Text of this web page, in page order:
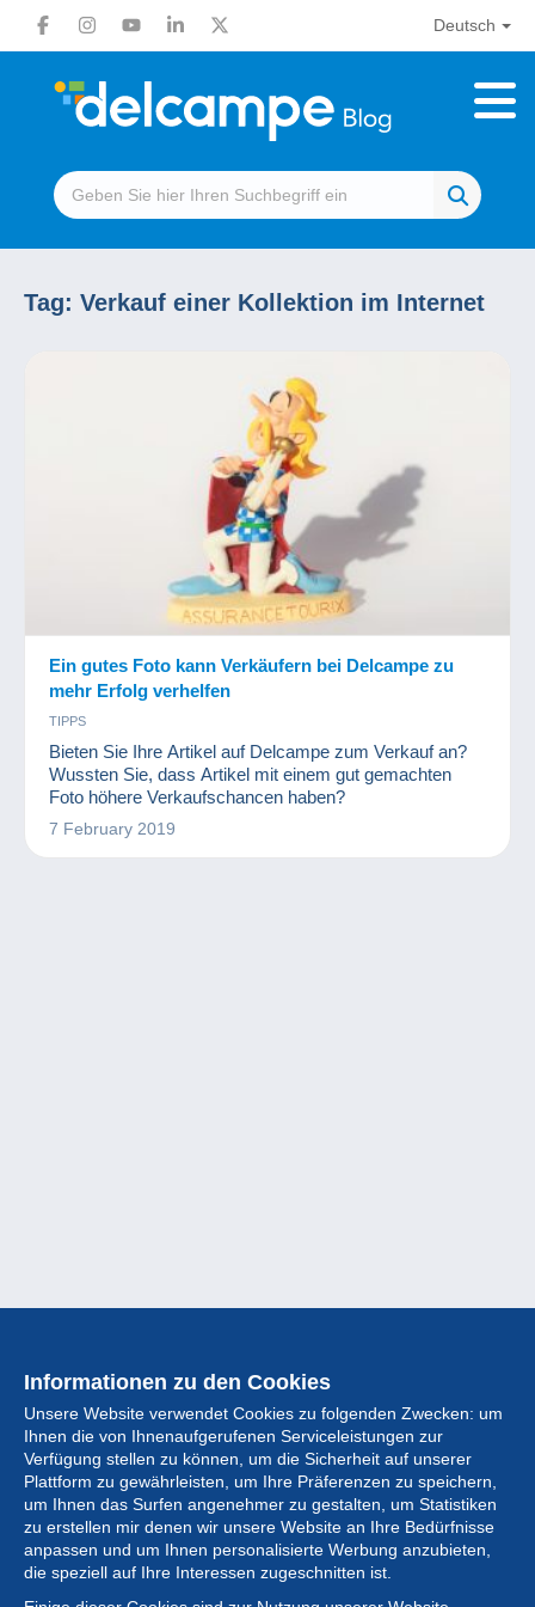
Deutsch
Tag: Verkauf einer Kollektion im Internet
Ein gutes Foto kann Verkäufern bei Delcampe zu
mehr Erfolg verhelfen
TIPPS
Bieten Sie Ihre Artikel auf Delcampe zum Verkauf an?
Wussten Sie, dass Artikel mit einem gut gemachten
Foto höhere Verkaufschancen haben?
7 February 2019
Informationen zu den Cookies
Unsere Website verwendet Cookies zu folgenden Zwecken: um
Ihnen die von Ihnenaufgerufenen Serviceleistungen zur
Verfügung stellen zu können, um die Sicherheit auf unserer
Plattform zu gewährleisten, um Ihre Präferenzen zu speichern,
um Ihnen das Surfen angenehmer zu gestalten, um Statistiken
zu erstellen mir denen wir unsere Website an Ihre Bedürfnisse
anpassen und um Ihnen personalisierte Werbung anzubieten,
die speziell auf Ihre Interessen zugeschnitten ist.
Sammlung